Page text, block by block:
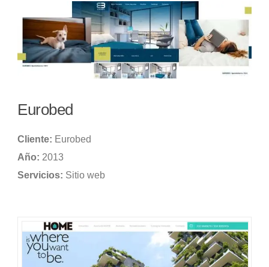
Eurobed
Cliente: Eurobed
Año: 2013
Servicios: Sitio web